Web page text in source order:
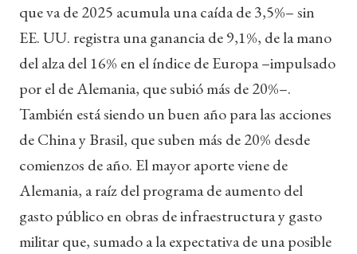
que va de 2025 acumula una caída de 3,5%– sin
EE. UU. registra una ganancia de 9,1%, de la mano
del alza del 16% en el índice de Europa –impulsado
por el de Alemania, que subió más de 20%–.
También está siendo un buen año para las acciones
de China y Brasil, que suben más de 20% desde
comienzos de año. El mayor aporte viene de
Alemania, a raíz del programa de aumento del
gasto público en obras de infraestructura y gasto
militar que, sumado a la expectativa de una posible